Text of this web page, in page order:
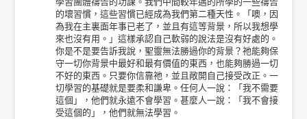
的壞習慣，這些習慣已經成為我們第二種天性。「噢，因
為我在主裏面年事已老了，並且有這等背景，所以我想學
來也沒有用。」這樣承認自己軟弱的說法是沒有好處的。
你是不是要告訴我說，聖靈無法勝過你的背景？祂能夠保
守一切你背景中最好和最有價值的東西，也能夠勝過一切
不好的東西。只要你信靠祂，並且敞開自己接受改正。一
切學習的基礎就是要柔和謙卑。任何人一說：「我不需要
這個」，他們就永遠不會學習。甚麼人一說：「我不會接
受這個的」，他們就無法學習。